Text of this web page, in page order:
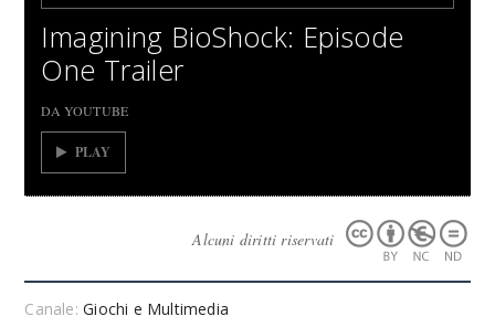
Imagining BioShock: Episode
One Trailer
DA YOUTUBE
PLAY
Alcuni diritti riservati
Canale:Giochi e Multimedia